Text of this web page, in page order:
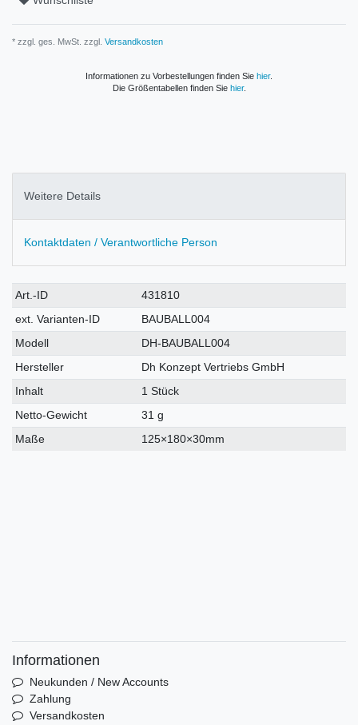
* zzgl. ges. MwSt. zzgl. Versandkosten
Informationen zu Vorbestellungen finden Sie hier.
Die Größentabellen finden Sie hier.
Weitere Details
Kontaktdaten / Verantwortliche Person
Technisches
Merkmal
Wert
Art.-ID
431810
ext. Varianten-ID
BAUBALL004
Modell
DH-BAUBALL004
Hersteller
Dh Konzept Vertriebs GmbH
Inhalt
1 Stück
Netto-Gewicht
31 g
Maße
125×180×30mm
Informationen
Neukunden / New Accounts
Zahlung
Versandkosten